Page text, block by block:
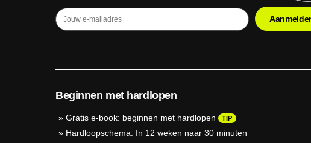
Beginnen met hardlopen
» Gratis e-book: beginnen met hardlopen TIP
» Hardloopschema: In 12 weken naar 30 minuten